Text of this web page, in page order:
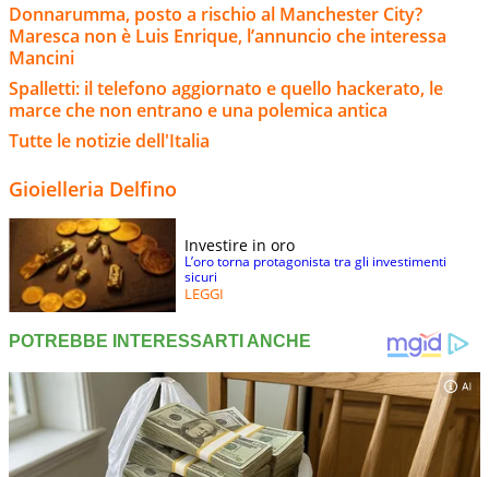
Donnarumma, posto a rischio al Manchester City?
Maresca non è Luis Enrique, l’annuncio che interessa
Mancini
Spalletti: il telefono aggiornato e quello hackerato, le
marce che non entrano e una polemica antica
Tutte le notizie dell'Italia
Gioielleria Delfino
Investire in oro
L’oro torna protagonista tra gli investimenti
sicuri
LEGGI